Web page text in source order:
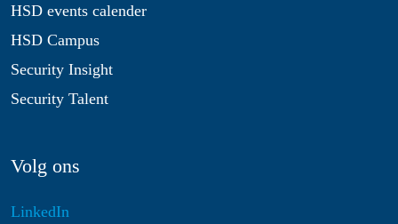
HSD events calender
HSD Campus
Security Insight
Security Talent
Volg ons
LinkedIn